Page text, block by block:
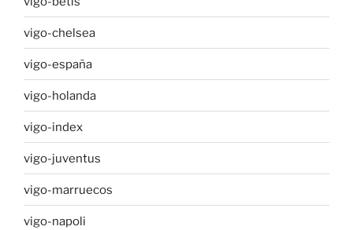
vigo-chelsea
vigo-españa
vigo-holanda
vigo-index
vigo-juventus
vigo-marruecos
vigo-napoli